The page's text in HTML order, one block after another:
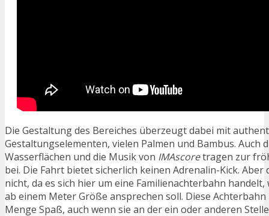
Die Gestaltung des Bereiches überzeugt dabei mit
Gestaltungselementen, vielen Palmen und Bambus. Auch
Wasserflächen und die Musik von IMAscoretragen zur
bei. Die Fahrt bietet sicherlich keinen Adrenalin-Kick. Aber
nicht, da es sich hier um eine Familienachterbahn
ab einem Meter Größe ansprechen soll. Diese
Menge Spaß, auch wenn sie an der ein oder anderen